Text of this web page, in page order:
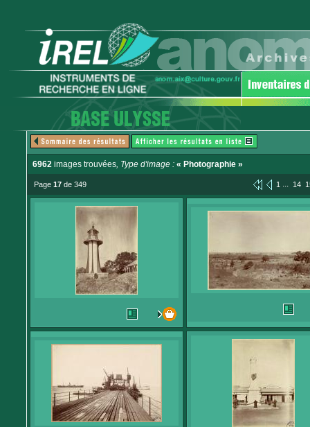
6962 images trouvées, Type d'image : « Photographie »
Page 17 de 349 1 ... 14